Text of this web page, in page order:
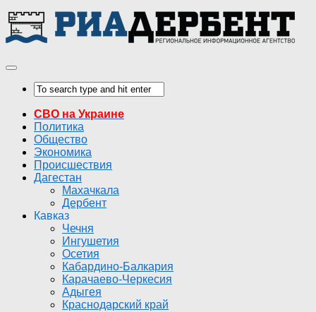
СВО на Украине
Политика
Общество
Экономика
Происшествия
Дагестан
Махачкала
Дербент
Кавказ
Чечня
Ингушетия
Осетия
Кабардино-Балкария
Карачаево-Черкесия
Адыгея
Краснодарский край